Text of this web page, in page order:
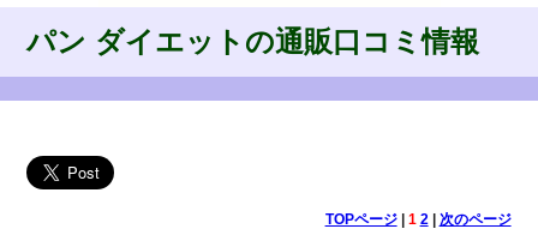
パン ダイエットの通販口コミ情報
TOPページ| 1 2| 次のページ